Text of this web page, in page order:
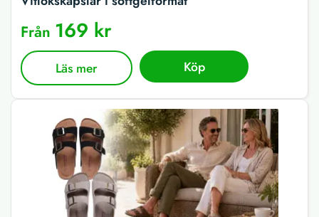
Från 169 kr
Läs mer Köp